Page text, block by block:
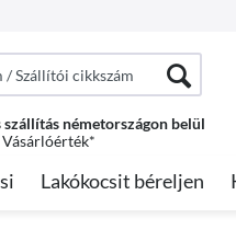
szállítás németországon belül
Lakókocsit béreljen